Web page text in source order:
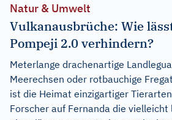
Natur & Umwelt
Vulkanausbrüche: Wie
Pompeji 2.0 verhindern?
Meterlange drachenartige
Meerechsen oder rotbauchige
ist die Heimat einzigartiger
Forscher auf Fernanda die